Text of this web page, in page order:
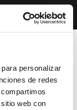
personalizar
de redes
web con